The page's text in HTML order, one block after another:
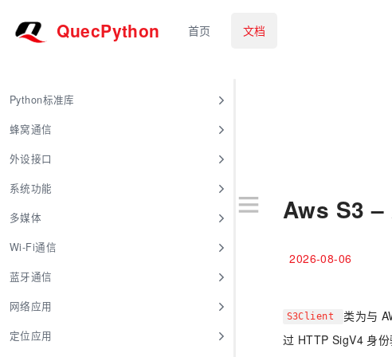
QuecPython 首页 文档
Python标准库
蜂窝通信
外设接口
系统功能
多媒体
Wi-Fi通信
蓝牙通信
网络应用
定位应用
Aws S3 –
2026-08-06
S3Client
类为与
过 HTTP SigV4 身份